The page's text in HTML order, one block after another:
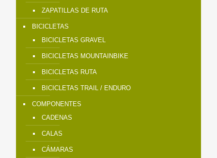
ZAPATILLAS DE RUTA
BICICLETAS
BICICLETAS GRAVEL
BICICLETAS MOUNTAINBIKE
BICICLETAS RUTA
BICICLETAS TRAIL / ENDURO
COMPONENTES
CADENAS
CALAS
CÁMARAS